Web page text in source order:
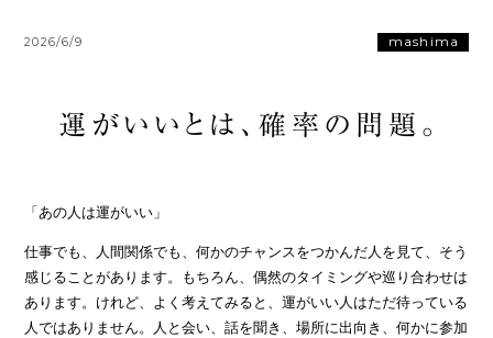
2026/6/9 mashima
運がいいとは、確率の問題。
「あの人は運がいい」
仕事でも、人間関係でも、何かのチャンスをつかんだ人を見て、そう
感じることがあります。もちろん、偶然のタイミングや巡り合わせは
あります。けれど、よく考えてみると、運がいい人はただ待っている
人ではありません。人と会い、話を聞き、場所に出向き、何かに参加